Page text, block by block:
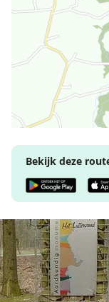
Bekijk deze